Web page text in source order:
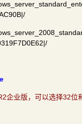
企业版，可以选择32位